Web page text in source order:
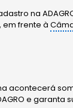
na
em frente à
acontecerá
e garanta